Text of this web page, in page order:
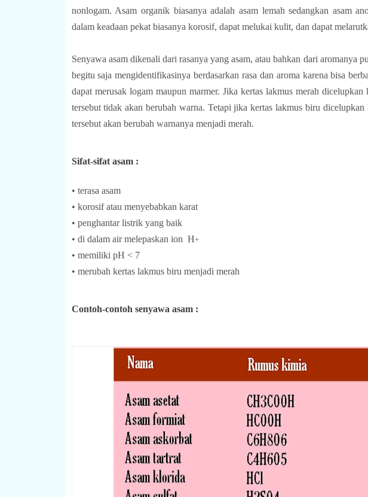
nonlogam. Asam organik biasanya adalah asam lemah sedangkan asam
dalam keadaan pekat biasanya korosif, dapat melukai kulit, dan dapat
Senyawa asam dikenali dari rasanya yang asam, atau bahkan dari aromanya
begitu saja mengidentifikasinya berdasarkan rasa dan aroma karena bisa
dapat merusak logam maupun marmer. Jika kertas lakmus merah
tersebut tidak akan berubah warna. Tetapi jika kertas lakmus biru
tersebut akan berubah warnanya menjadi merah.
Sifat-sifat asam :
• terasa asam
• korosif atau menyebabkan karat
• penghantar listrik yang baik
• di dalam air melepaskan ion H+
• memiliki pH < 7
• merubah kertas lakmus biru menjadi merah
Contoh-contoh senyawa asam :